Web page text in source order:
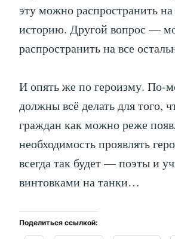
эту можно распространить
историю. Другой вопрос —
распространить на все
И опять же по героизму. По-
должны всё делать для того,
граждан как можно реже
необходимость проявлять
всегда так будет — поэты и
винтовками на танки…
Поделиться ссылкой: